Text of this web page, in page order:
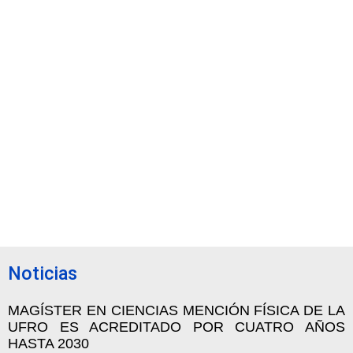
Noticias
MAGÍSTER EN CIENCIAS MENCIÓN FÍSICA DE LA
UFRO ES ACREDITADO POR CUATRO AÑOS
HASTA 2030